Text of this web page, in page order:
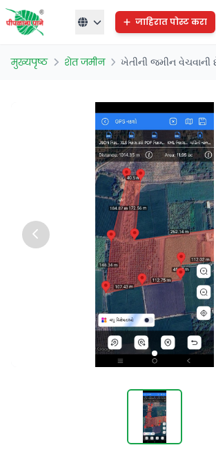
जाहिरात पोस्ट करा
मुख्यपृष्ठ शेत जमीन ખેતીની જમીન વેચવાની